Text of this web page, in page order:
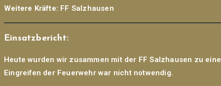
Weitere Kräfte: FF Salzhausen
Einsatzbericht:
Heute wurden wir zusammen mit der FF Salzhausen zu
Eingreifen der Feuerwehr war nicht notwendig.